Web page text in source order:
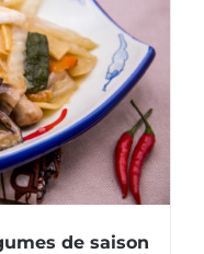
de saison